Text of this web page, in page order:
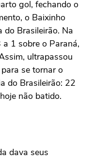
gol, fechando o
o Baixinho
do Brasileirão. Na
1 sobre o Paraná,
ultrapassou
se tornar o
do Brasileirão: 22
não batido.
dava seus